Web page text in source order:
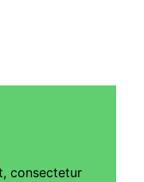
consectetur